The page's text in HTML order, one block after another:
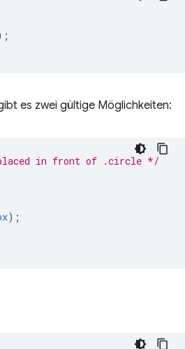
es zwei gültige Möglichkeiten:
in front of .circle */
);